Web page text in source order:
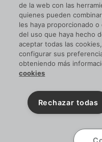
Si ya tienes
SIGUENOS
de la web con las
quienes pueden
les haya proporcionado
del uso que haya hecho
aceptar todas las
configurar sus
obteniendo más
cookies
Rechazar todas